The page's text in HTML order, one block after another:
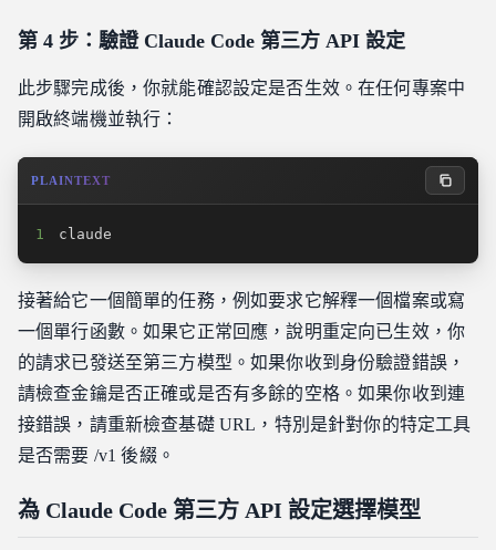
第 4 步：驗證 Claude Code 第三方 API 設定
此步驟完成後，你就能確認設定是否生效。在任何專案中
開啟終端機並執行：
PLAINTEXT
1 claude
接著給它一個簡單的任務，例如要求它解釋一個檔案或寫
一個單行函數。如果它正常回應，說明重定向已生效，你
的請求已發送至第三方模型。如果你收到身份驗證錯誤，
請檢查金鑰是否正確或是否有多餘的空格。如果你收到連
接錯誤，請重新檢查基礎 URL，特別是針對你的特定工具
是否需要 /v1 後綴。
為 Claude Code 第三方 API 設定選擇模型